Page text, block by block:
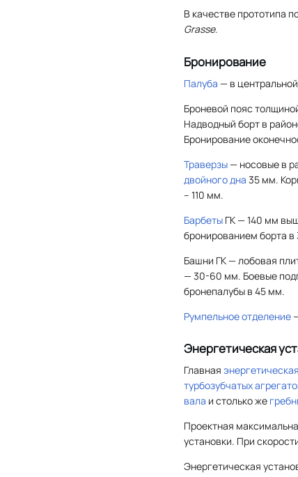
В качестве прототипа
Grasse.
Бронирование
Палуба — в
Броневой пояс
Надводный борт в
Бронирование
Траверзы— носовые в
двойного дна 35 мм.
– 110 мм.
Барбеты ГК — 140 мм
бронированием борта
Башни ГК — лобовая
— 30-60 мм. Боевые
бронепалубы в 45 мм.
Румпельное отделение
Энергетическая
Главная
турбозубчатых
вала и столько же
Проектная
установки. При
Энергетическая